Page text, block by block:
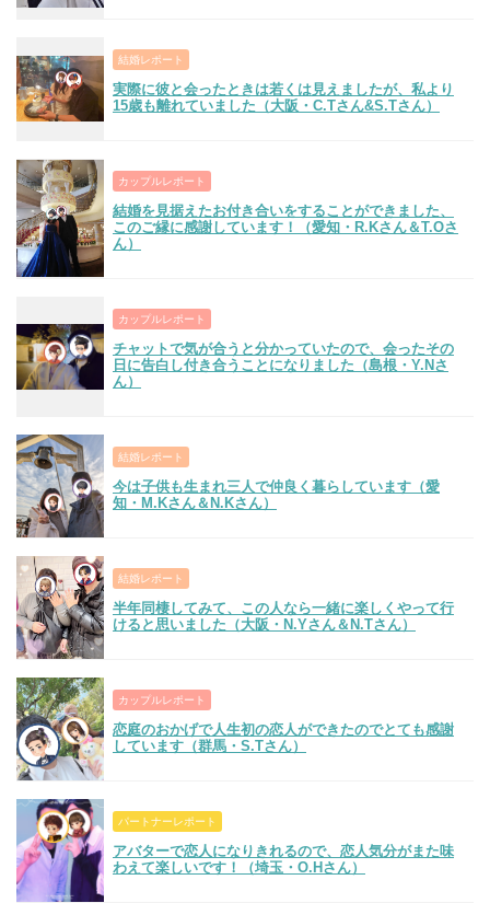
結婚レポート
実際に彼と会ったときは若くは見えましたが、私より
15歳も離れていました（大阪・C.Tさん&S.Tさん）
カップルレポート
結婚を見据えたお付き合いをすることができました、
このご縁に感謝しています！（愛知・R.Kさん＆T.Oさ
ん）
カップルレポート
チャットで気が合うと分かっていたので、会ったその
日に告白し付き合うことになりました（島根・Y.Nさ
ん）
結婚レポート
今は子供も生まれ三人で仲良く暮らしています（愛
知・M.Kさん＆N.Kさん）
結婚レポート
半年同棲してみて、この人なら一緒に楽しくやって行
けると思いました（大阪・N.Yさん＆N.Tさん）
カップルレポート
恋庭のおかげで人生初の恋人ができたのでとても感謝
しています（群馬・S.Tさん）
パートナーレポート
アバターで恋人になりきれるので、恋人気分がまた味
わえて楽しいです！（埼玉・O.Hさん）